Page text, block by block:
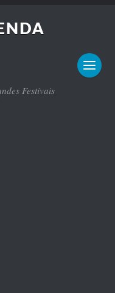
Festivais